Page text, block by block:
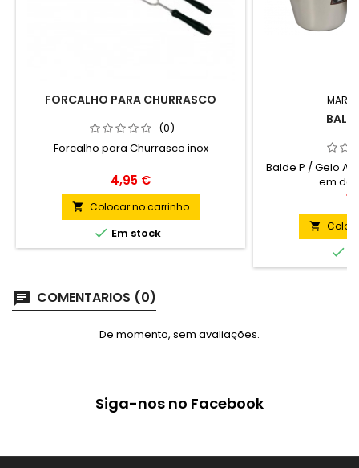
FORCALHO PARA CHURRASCO
(0)
Forcalho para Churrasco inox
Preço
4,95 €
 Colocar no carrinho
 Em stock
Balde P / Gelo
em


COMENTARIOS (0)
De momento, sem avaliações.
Siga-nos no Facebook